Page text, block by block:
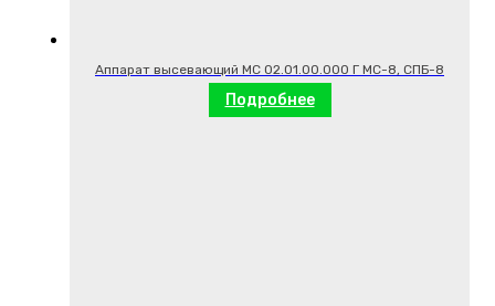
Аппарат высевающий МС 02.01.00.000 Г МС-8, СПБ-8
Подробнее